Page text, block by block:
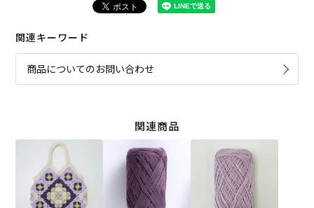
関連キーワード
商品についてのお問い合わせ
関連商品